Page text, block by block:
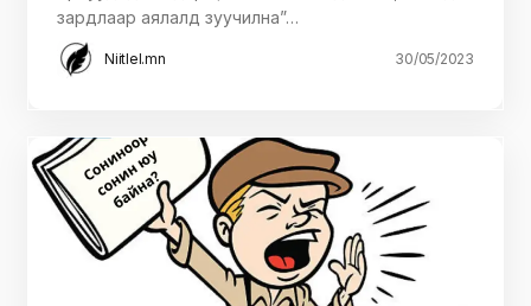
зардлаар аялалд зуучилна”…
Niitlel.mn 30/05/2023